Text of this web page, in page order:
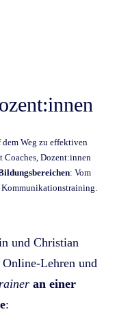
dem Weg zu effektiven
Coaches, Dozent:innen
: Vom
Kommunikationstraining.
und Christian
Lehren und
an einer
: